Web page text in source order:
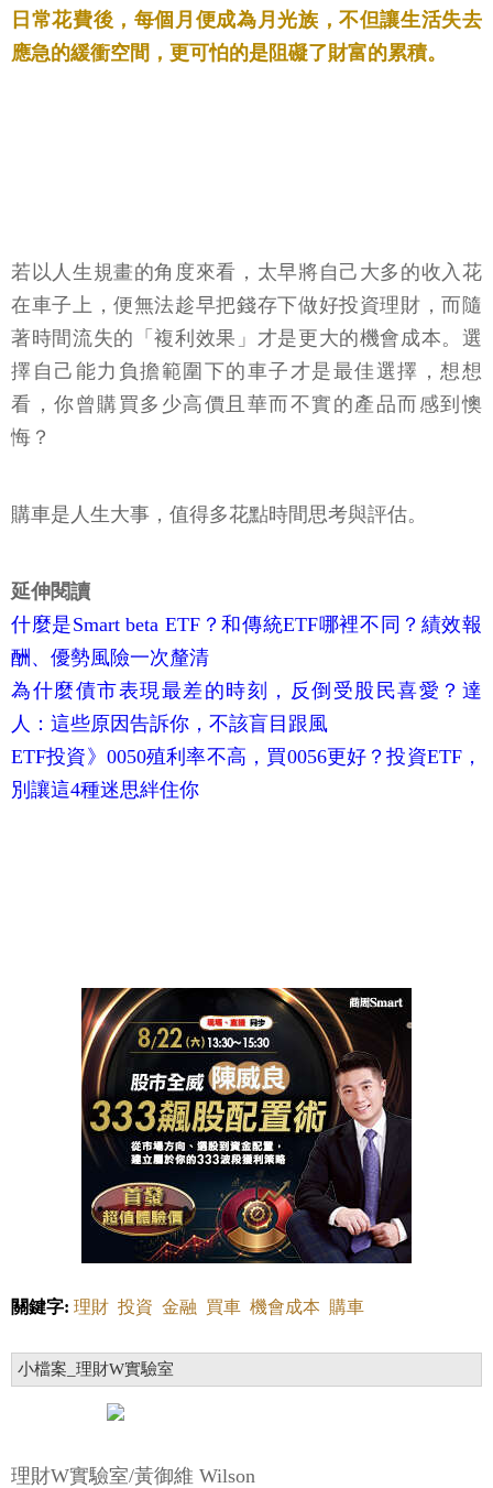
日常花費後，每個月便成為月光族，不但讓生活失去
應急的緩衝空間，更可怕的是阻礙了財富的累積。
若以人生規畫的角度來看，太早將自己大多的收入花
在車子上，便無法趁早把錢存下做好投資理財，而隨
著時間流失的「複利效果」才是更大的機會成本。選
擇自己能力負擔範圍下的車子才是最佳選擇，想想
看，你曾購買多少高價且華而不實的產品而感到懊
悔？
購車是人生大事，值得多花點時間思考與評估。
延伸閱讀
什麼是Smart beta ETF？和傳統ETF哪裡不同？績效報
酬、優勢風險一次釐清
為什麼債市表現最差的時刻，反倒受股民喜愛？達
人：這些原因告訴你，不該盲目跟風
ETF投資》0050殖利率不高，買0056更好？投資ETF，
別讓這4種迷思絆住你
關鍵字: 理財 投資 金融 買車 機會成本 購車
小檔案_理財W實驗室
理財W實驗室/黃御維 Wilson